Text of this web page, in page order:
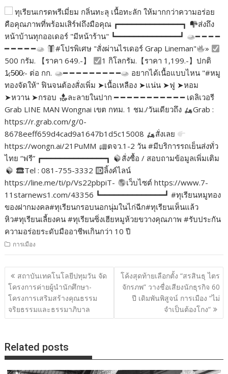
ทุเรียนเกรดพรีเมี่ยม กลิ่นทะลุ เนื้อทะลัก ให้มากกว่าความอร่อย
คือคุณภาพที่พร้อมเสิร์ฟถึงมือคุณ ┏━━━━━━━━━━━━━━┓
ส่งถึง
หน้าบ้านทุกออเดอร์ "มีหน้าร้าน" ┗━━━━━━━━━━━━━━┛
━ ━ ━ ━
━ ━ ━ ━ ━
#โปรพิเศษ "สั่งผ่านไรเดอร์ Grap Lineman"
»
500 กรัม. 【ราคา 649.-】
1 กิโลกรัม.【ราคา 1,199.-】ปกติ
1̷,5̷0̷0̷.- ต่อ กก.
━ ━ ━ ━ ━ ━ ━ ━ ━
อยากได้เนื้อแบบไหน "#หมู
ทองจัดให้" ฟินจนต้องสั่งเพิ่ม ➤เนื้อเหลือง ➤แน่น ➤ฟู ➤หอม
➤หวาน ➤กรอบ
ละลายในปาก ━ ━ ━ ━ ━ ━ ━ ━ ━ ━ ━ เดลิเวอรี
Grab LINE MAN Wongnai เขต กทม. 1 ชม./วันเดียวถึง
Grab :
https://r.grab.com/g/0-
8678eeff659d4cad9a1647b1d5c15008
สั่งเลย
https://wongn.ai/21PuMM
ตจว.1-2 วัน #มีบริการรถเย็นส่งทั่ว
ไทย “ฟรี” ┏━━━━━━━━━━━━━━┓
สั่งซื้อ / สอบถามข้อมูลเพิ่มเติม
Tel : 081-755-3332
ลิ้งค์ไลน์
https://line.me/ti/p/Vs22pbpiT-
เว็บไซต์ https://www.7-
11starnews1.com/43356 ┗━━━━━━━━━━━━━━┛ #ทุเรียนหมูทอง
ของฝากมงคล#ทุเรียนกรอบนอกนุ่มในไก่ฉีก#ทุเรียนเห็นแล้ว
หิว#ทุเรียนเลี้ยงคน #ทุเรียนซิ่งเฮียหมูห้วยขวางคุณภาพ #รับประกัน
ความอร่อยระดับมืออาชีพเกินกว่า 10 ปี
การเมือง
แนะแนว
เรื่อง
สถาบันเทคโนโลยีปทุมวัน จัด
โครงการค่ายผู้นำนักศึกษา-
โครงการเสริมสร้างคุณธรรม
จริยธรรมและธรรมาภิบาล
โค้งสุดท้ายเลือกตั้ง “สรสินธุ ไตร
จักรภพ” วางชื่อเสียงนักธุรกิจ 60
ปี เดิมพันพิสูจน์ การเมือง “ไม่
จำเป็นต้องโกง“
Related posts